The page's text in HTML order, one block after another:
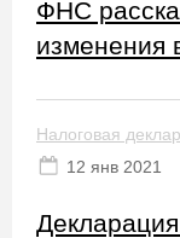
ФНС
изменения
Налоговая
12 янв 2021